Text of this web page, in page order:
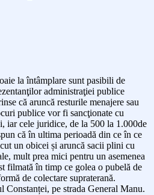
la întâmplare sunt pasibili de
administraţiei publice
că aruncă resturile menajere sau
publice vor fi sancţionate cu
iar cele juridice, de la 500 la 1.000de
că în ultima perioadă din ce în ce
un obicei și aruncă sacii plini cu
mult prea mici pentru un asemenea
filmată în timp ce golea o pubelă de
de colectare supraterană.
pe strada General Manu.